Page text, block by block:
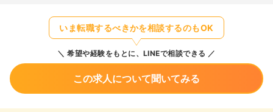
いま転職するべきかを相談するのもOK
希望や経験をもとに、LINEで相談できる
この求人について聞いてみる